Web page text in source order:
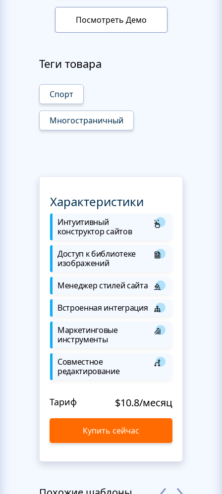
Посмотреть Демо
Теги товара
Спорт
Многостраничный
Характеристики
Интуитивный
конструктор сайтов
Доступ к библиотеке
изображений
Менеджер стилей сайта
Встроенная интеграция
Маркетинговые
инструменты
Совместное
редактирование
Тариф $10.8/месяц
Купить сейчас